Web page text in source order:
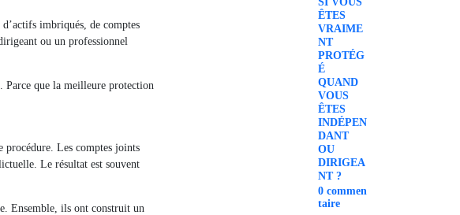
imbriqués, de comptes
ou un professionnel
Parce que la meilleure protection
procédure. Les comptes joints
Le résultat est souvent
Ensemble, ils ont construit un
ÊTES
VRAIME
NT
PROTÉG
É
QUAND
VOUS
ÊTES
INDÉPEN
DANT
OU
DIRIGEA
NT ?
0 commen
taire